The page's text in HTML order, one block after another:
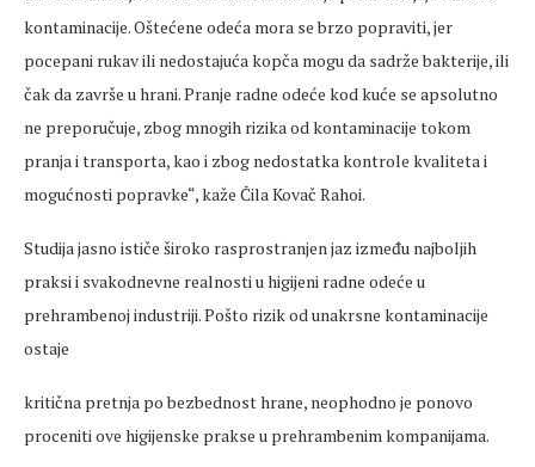
kontaminacije. Oštećene odeća mora se brzo popraviti, jer
pocepani rukav ili nedostajuća kopča mogu da sadrže bakterije, ili
čak da završe u hrani. Pranje radne odeće kod kuće se apsolutno
ne preporučuje, zbog mnogih rizika od kontaminacije tokom
pranja i transporta, kao i zbog nedostatka kontrole kvaliteta i
mogućnosti popravke“, kaže Čila Kovač Rahoi.
Studija jasno ističe široko rasprostranjen jaz između najboljih
praksi i svakodnevne realnosti u higijeni radne odeće u
prehrambenoj industriji. Pošto rizik od unakrsne kontaminacije
ostaje
kritična pretnja po bezbednost hrane, neophodno je ponovo
proceniti ove higijenske prakse u prehrambenim kompanijama.